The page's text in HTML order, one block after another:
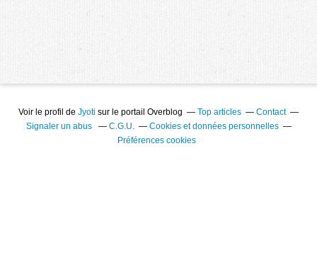
Voir le profil de Jyoti sur le portail Overblog Top articles
Contact
Signaler un abus
C.G.U.
Cookies et données personnelles
Préférences cookies